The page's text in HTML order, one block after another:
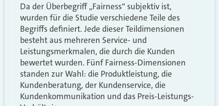
Da der Überbegriff „Fairness“ subjektiv ist,
wurden für die Studie verschiedene Teile des
Begriffs definiert. Jede dieser Teildimensionen
besteht aus mehreren Service- und
Leistungsmerkmalen, die durch die Kunden
bewertet wurden. Fünf Fairness-Dimensionen
standen zur Wahl: die Produktleistung, die
Kundenberatung, der Kundenservice, die
Kundenkommunikation und das Preis-Leistungs-